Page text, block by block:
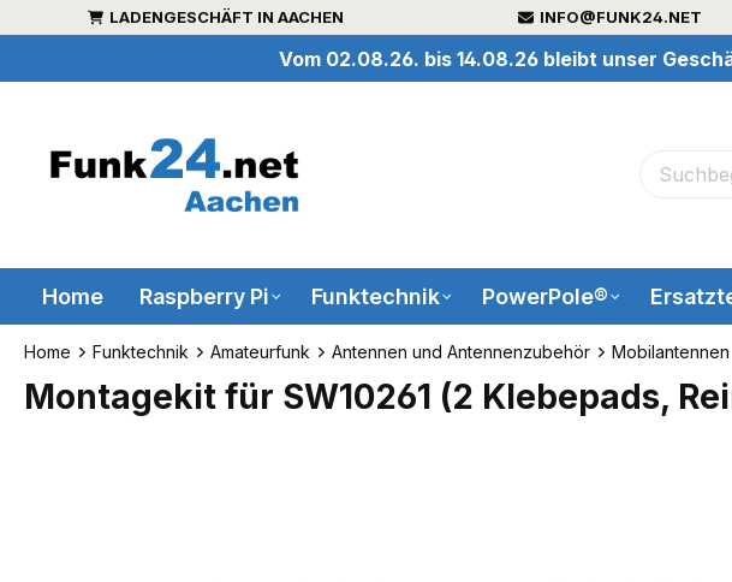
springenLADENGESCHÄFT IN AACHEN INFO@FUNK24.NET
Vom 02.08.26. bis 14.08.26 bleibt unser
Home Raspberry Pi Funktechnik PowerPole®
Home Funktechnik Amateurfunk Antennen und Antennenzubehör Mobilantennen
Montagekit für SW10261 (2 Klebepads,